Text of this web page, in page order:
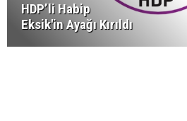
HDP’li Habip
Eksik'in Ayağı Kırıldı